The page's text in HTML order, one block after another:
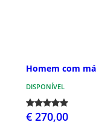
Homem com
DISPONÍVEL
€ 270,00